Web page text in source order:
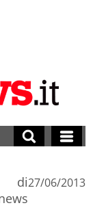
di27/06/2013